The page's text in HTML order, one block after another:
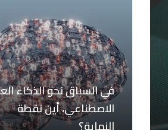
في السباق نحو الذكاء
الاصطناعي، أين نقطة